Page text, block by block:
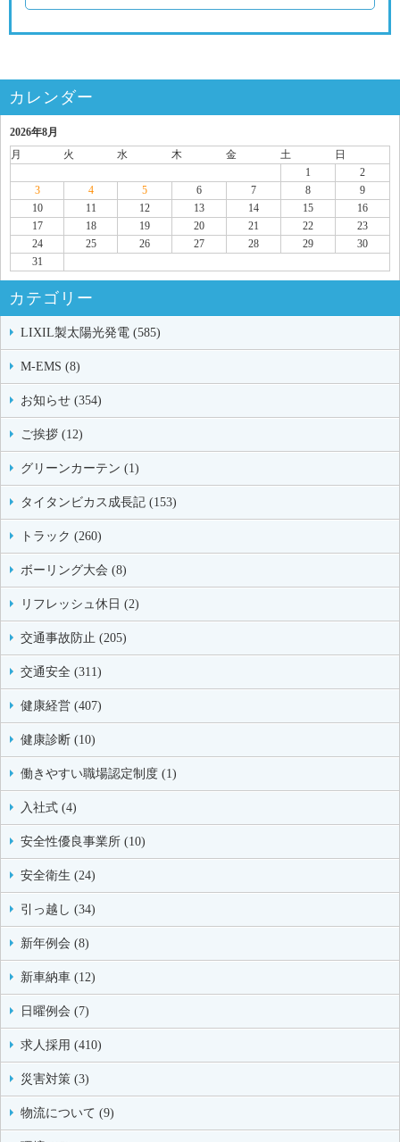
カレンダー
2026年8月
月
火 水 木 金 土
日
1
2
3
4 5 6 7 8
9
10
11 12 13 14 15
16
17
18 19 20 21 22
23
24
25 26 27 28 29
30
31
カテゴリー
LIXIL製太陽光発電 (585)
M-EMS (8)
お知らせ (354)
ご挨拶 (12)
グリーンカーテン (1)
タイタンビカス成長記 (153)
トラック (260)
ボーリング大会 (8)
リフレッシュ休日 (2)
交通事故防止 (205)
交通安全 (311)
健康経営 (407)
健康診断 (10)
働きやすい職場認定制度 (1)
入社式 (4)
安全性優良事業所 (10)
安全衛生 (24)
引っ越し (34)
新年例会 (8)
新車納車 (12)
日曜例会 (7)
求人採用 (410)
災害対策 (3)
物流について (9)